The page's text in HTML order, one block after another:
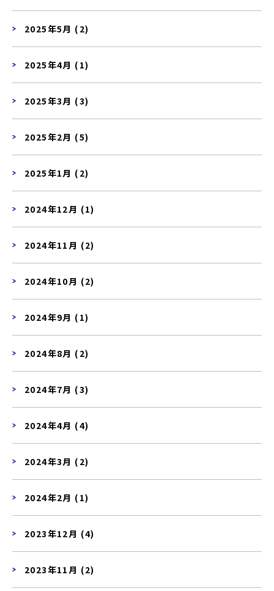
2025年5月 (2)
2025年4月 (1)
2025年3月 (3)
2025年2月 (5)
2025年1月 (2)
2024年12月 (1)
2024年11月 (2)
2024年10月 (2)
2024年9月 (1)
2024年8月 (2)
2024年7月 (3)
2024年4月 (4)
2024年3月 (2)
2024年2月 (1)
2023年12月 (4)
2023年11月 (2)